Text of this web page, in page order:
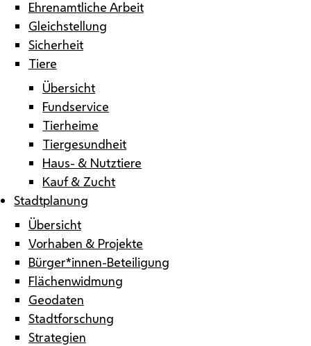
Ehrenamtliche Arbeit
Gleichstellung
Sicherheit
Tiere
Übersicht
Fundservice
Tierheime
Tiergesundheit
Haus- & Nutztiere
Kauf & Zucht
Stadtplanung
Übersicht
Vorhaben & Projekte
Bürger*innen-Beteiligung
Flächenwidmung
Geodaten
Stadtforschung
Strategien